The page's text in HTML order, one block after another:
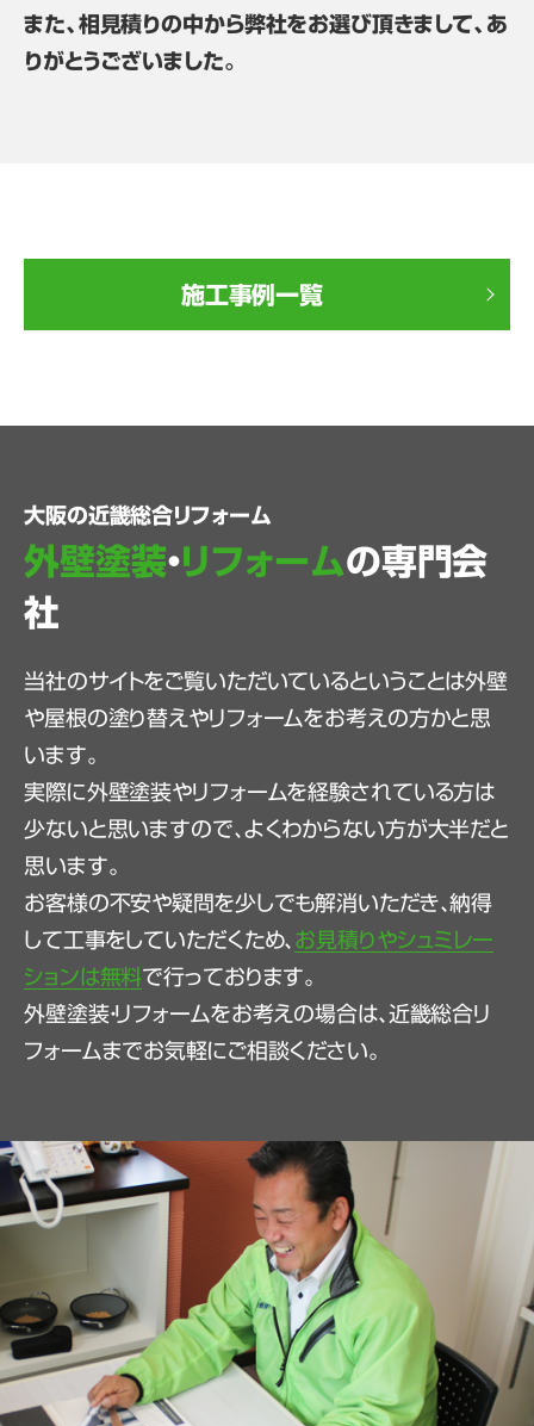
また、相見積りの中から弊社をお選び頂きまして、あ
りがとうございました。
施工事例一覧
大阪の近畿総合リフォーム
外壁塗装・リフォームの専門会
社
当社のサイトをご覧いただいているということは外壁
や屋根の塗り替えやリフォームをお考えの方かと思
います。
実際に外壁塗装やリフォームを経験されている方は
少ないと思いますので、よくわからない方が大半だと
思います。
お客様の不安や疑問を少しでも解消いただき、納得
して工事をしていただくため、 お見積りやシュミレー
ションは無料で行っております。
外壁塗装・リフォームをお考えの場合は、近畿総合リ
フォームまでお気軽にご相談ください。